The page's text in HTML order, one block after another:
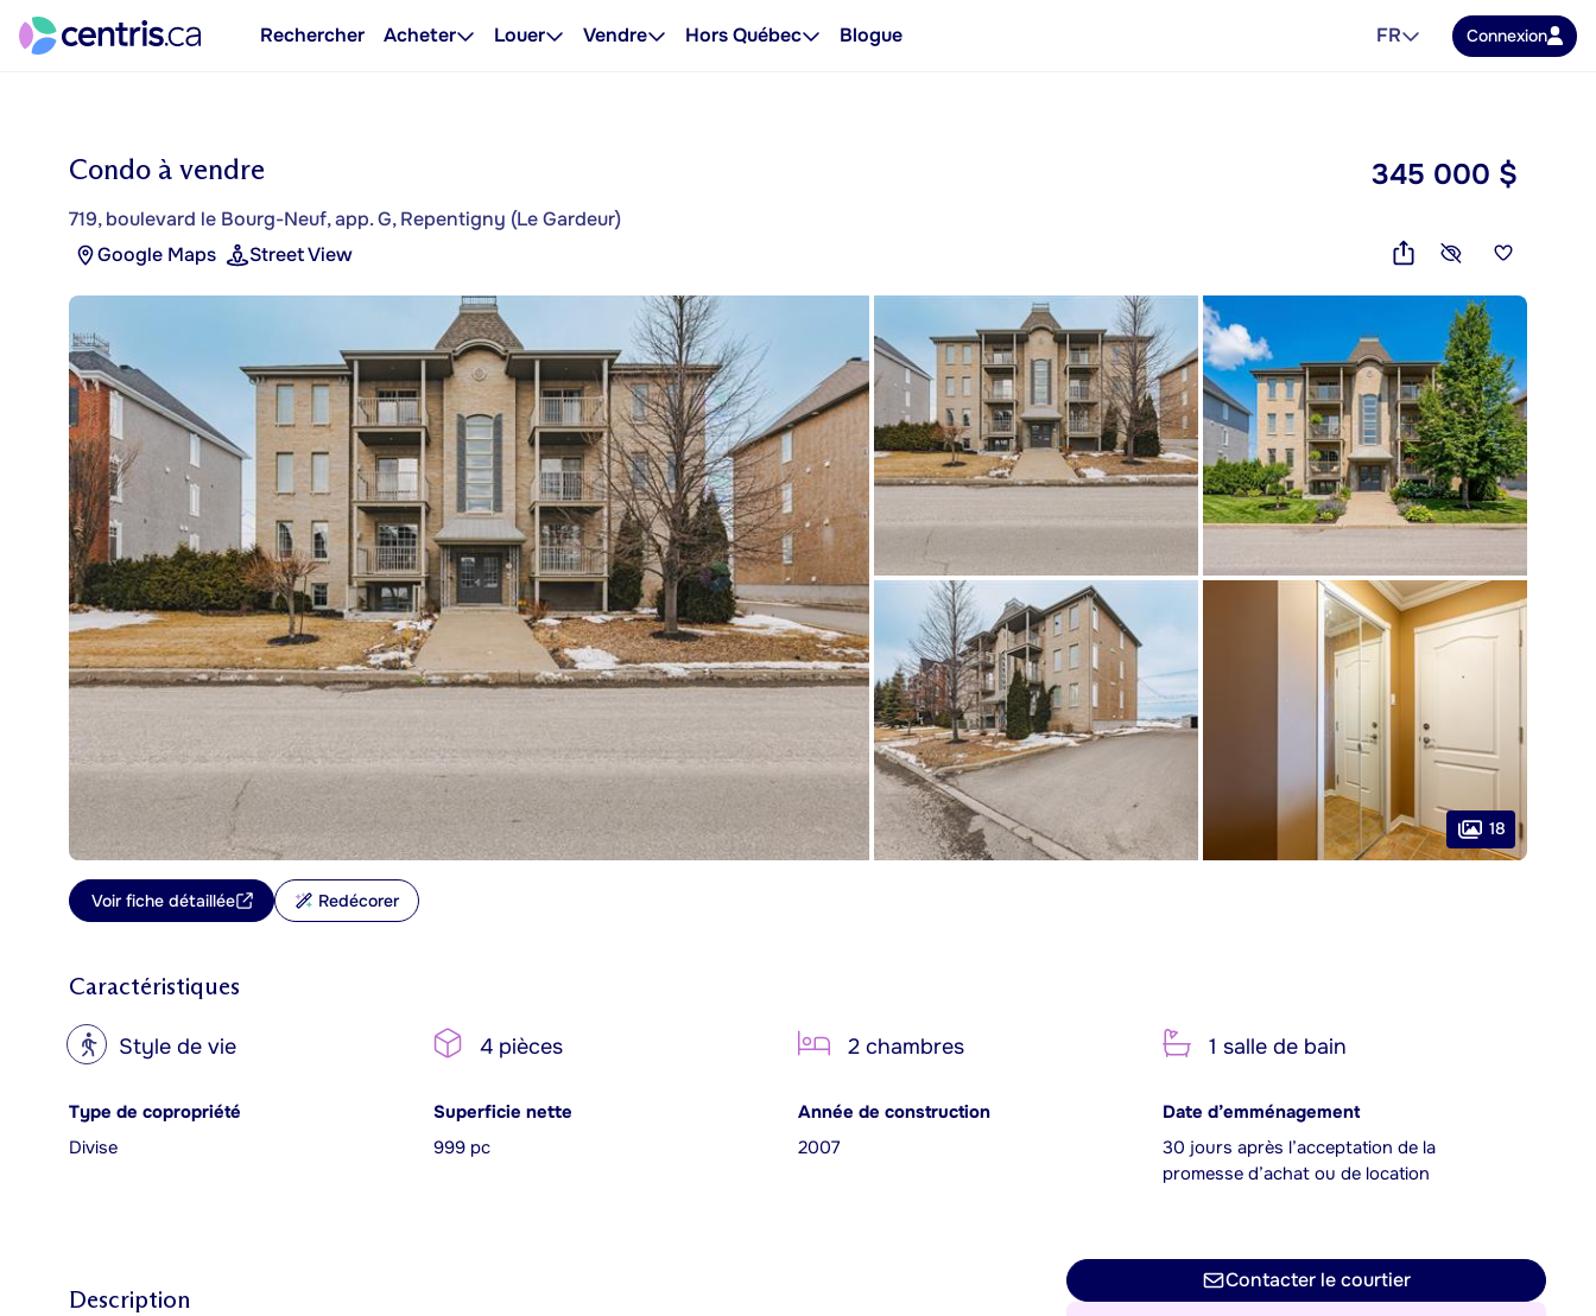
Rechercher Acheter Louer Vendre Hors Québec Blogue FR Connexion
Condo à vendre
719, boulevard le Bourg-Neuf, app. G, Repentigny (Le Gardeur)
Google Maps
Street View
345 000 $
18
Voir fiche détaillée Redécorer
Caractéristiques
? Style de vie 4 pièces 2 chambres 1 salle de bain
Type de copropriété
Divise
Superficie nette
999 pc
Année de construction
2007
Date d’emménagement
30 jours après l’acceptation de la
promesse d’achat ou de location
Description
Contacter le courtier